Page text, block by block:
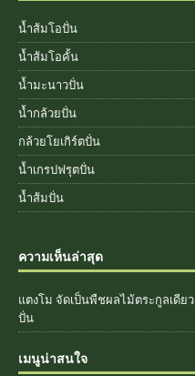
น้ำส้มโอปั่น
น้ำส้มโอคั้น
น้ำมะนาวปั่น
น้ำกล้วยปั่น
กล้วยโยเกิร์ตปั่น
น้ำเกรปฟรุตปั่น
น้ำส้มปั่น
ความเห็นล่าสุด
แตงโม จัดเป็นพืชผลไม้ตระกูลเดี
ปั่น
เมนูน่าสนใจ